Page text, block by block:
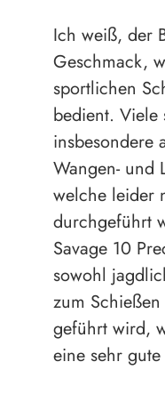
Ich weiß, der
Geschmack,
sportlichen
bedient. Viele
insbesondere
Wangen- und
welche leider
durchgeführt
Savage 10
sowohl
zum
geführt wird,
eine sehr